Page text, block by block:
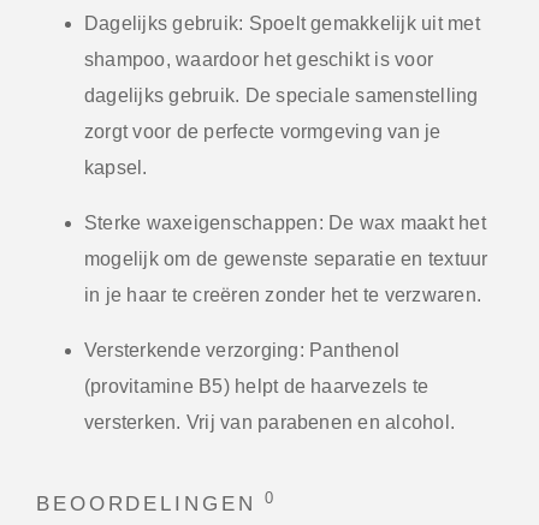
Dagelijks gebruik: Spoelt gemakkelijk uit met
shampoo, waardoor het geschikt is voor
dagelijks gebruik. De speciale samenstelling
zorgt voor de perfecte vormgeving van je
kapsel.
Sterke waxeigenschappen: De wax maakt het
mogelijk om de gewenste separatie en textuur
in je haar te creëren zonder het te verzwaren.
Versterkende verzorging: Panthenol
(provitamine B5) helpt de haarvezels te
versterken. Vrij van parabenen en alcohol.
BEOORDELINGEN0